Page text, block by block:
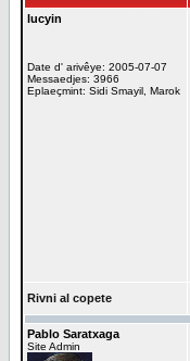
lucyin
Date d' arivêye: 2005-07-07
Messaedjes: 3966
Eplaeçmint: Sidi Smayil, Marok
Rivni al copete
Pablo Saratxaga
Site Admin